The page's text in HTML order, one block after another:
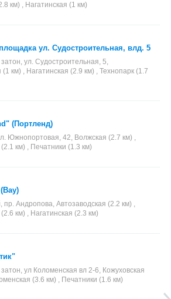
км) , Нагатинская (1 км)
ул. Судостроительная, влд. 5
затон, ул. Судостроительная, 5,
(1 км) , Нагатинская (2.9 км) , Технопарк (1.7
(Портленд)
Южнопортовая, 42, Волжская (2.7 км) ,
(2.1 км) , Печатники (1.3 км)
пр. Андропова, Автозаводская (2.2 км) ,
км) , Нагатинская (2.3 км)
затон, ул Коломенская вл 2-6, Кожуховская
(3.6 км) , Печатники (1.6 км)